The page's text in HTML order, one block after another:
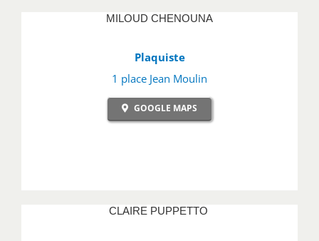
MILOUD CHENOUNA
Plaquiste
1 place Jean Moulin
GOOGLE MAPS
CLAIRE PUPPETTO